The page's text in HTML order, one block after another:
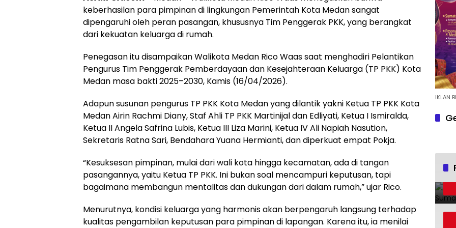
keberhasilan para pimpinan di lingkungan Pemerintah Kota Medan sangat
dipengaruhi oleh peran pasangan, khususnya Tim Penggerak PKK, yang berangkat
dari kekuatan keluarga di rumah.
Penegasan itu disampaikan Walikota Medan Rico Waas saat menghadiri Pelantikan
Pengurus Tim Penggerak Pemberdayaan dan Kesejahteraan Keluarga (TP PKK) Kota
Medan masa bakti 2025–2030, Kamis (16/04/2026).
Adapun susunan pengurus TP PKK Kota Medan yang dilantik yakni Ketua TP PKK Kota
Medan Airin Rachmi Diany, Staf Ahli TP PKK Martinijal dan Edliyati, Ketua I Ismiralda,
Ketua II Angela Safrina Lubis, Ketua III Liza Marini, Ketua IV Ali Napiah Nasution,
Sekretaris Ratna Sari, Bendahara Yuana Hermianti, dan diperkuat empat Pokja.
“Kesuksesan pimpinan, mulai dari wali kota hingga kecamatan, ada di tangan
pasangannya, yaitu Ketua TP PKK. Ini bukan soal mencampuri keputusan, tapi
bagaimana membangun mentalitas dan dukungan dari dalam rumah,” ujar Rico.
Menurutnya, kondisi keluarga yang harmonis akan berpengaruh langsung terhadap
kualitas pengambilan keputusan para pimpinan di lapangan. Karena itu, ia menilai
IKLAN BI